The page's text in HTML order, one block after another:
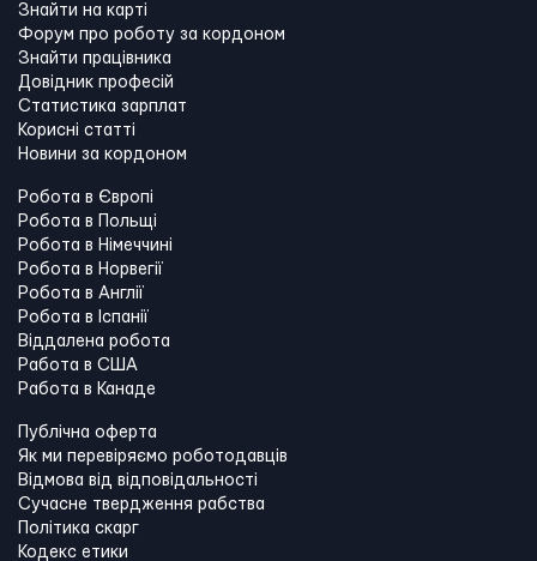
Знайти на карті
Форум про роботу за кордоном
Знайти працівника
Довідник професій
Статистика зарплат
Корисні статті
Новини за кордоном
Робота в Європі
Робота в Польщі
Робота в Німеччині
Робота в Норвегії
Робота в Англії
Робота в Іспанії
Віддалена робота
Работа в США
Работа в Канадe
Публічна оферта
Як ми перевіряємо роботодавців
Відмова від відповідальності
Сучасне твердження рабства
Політика скарг
Кодекс етики